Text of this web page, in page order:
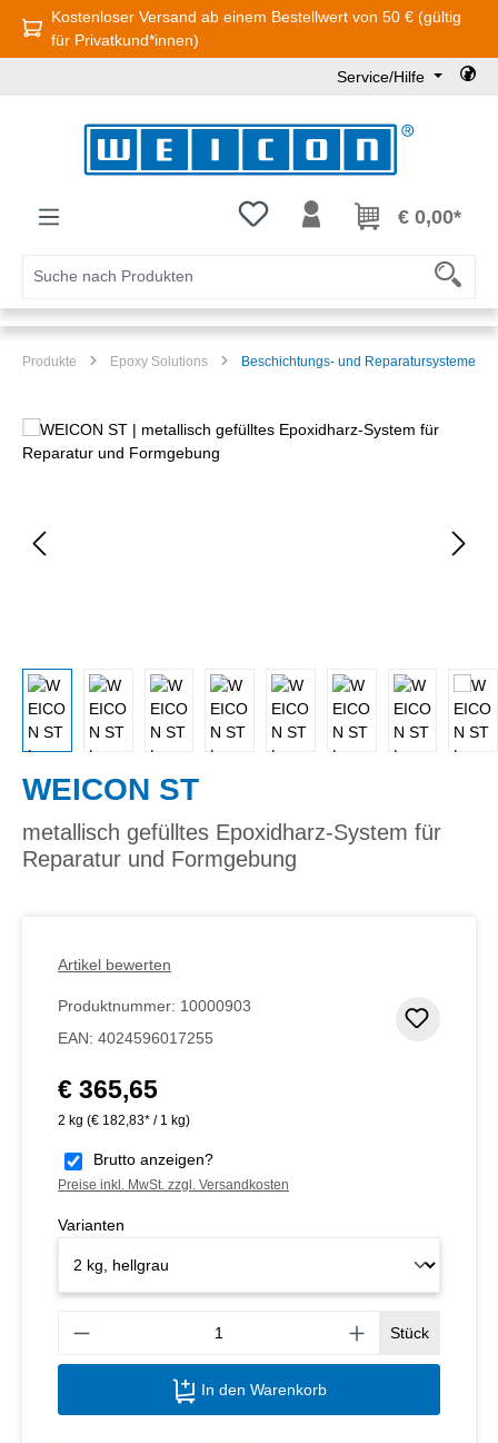
Zum Hauptinhalt springen
Kostenloser Versand ab einem Bestellwert von 50 € (gültig
für Privatkund*innen)
Service/Hilfe
Du hast 0 Produkte auf dem
€ 0,00*
Produkte Epoxy Solutions Beschichtungs- und Reparatursysteme
Bildergalerie überspringen
WEICON ST
metallisch gefülltes Epoxidharz-System für
Reparatur und Formgebung
Artikel bewerten
Produktnummer: 10000903
EAN: 4024596017255
Regulärer Preis:
€ 365,65
2 kg (€ 182,83* / 1 kg)
Brutto anzeigen?
Preise inkl. MwSt. zzgl. Versandkosten
Varianten
Stück
In den Warenkorb